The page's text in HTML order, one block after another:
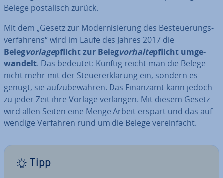
Belege pos­ta­lisch zurück.
Mit dem „Gesetz zur Mo­der­ni­sie­rung des Be­steue­rungs­
ver­fah­rens“ wird im Laufe des Jahres 2017 die
Belegvorlagepflicht zur Belegvorhaltepflicht um­ge­
wan­delt. Das bedeutet: Künftig reicht man die Belege
nicht mehr mit der Steu­er­erklä­rung ein, sondern es
genügt, sie auf­zu­be­wah­ren. Das Finanzamt kann jedoch
zu jeder Zeit ihre Vorlage verlangen. Mit diesem Gesetz
wird allen Seiten eine Menge Arbeit erspart und das auf­
wen­di­ge Verfahren rund um die Belege ver­ein­facht.
Tipp